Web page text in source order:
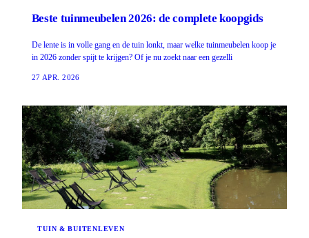
Beste tuinmeubelen 2026: de complete koopgids
De lente is in volle gang en de tuin lonkt, maar welke tuinmeubelen koop je
in 2026 zonder spijt te krijgen? Of je nu zoekt naar een gezelli
27 APR. 2026
TUIN & BUITENLEVEN